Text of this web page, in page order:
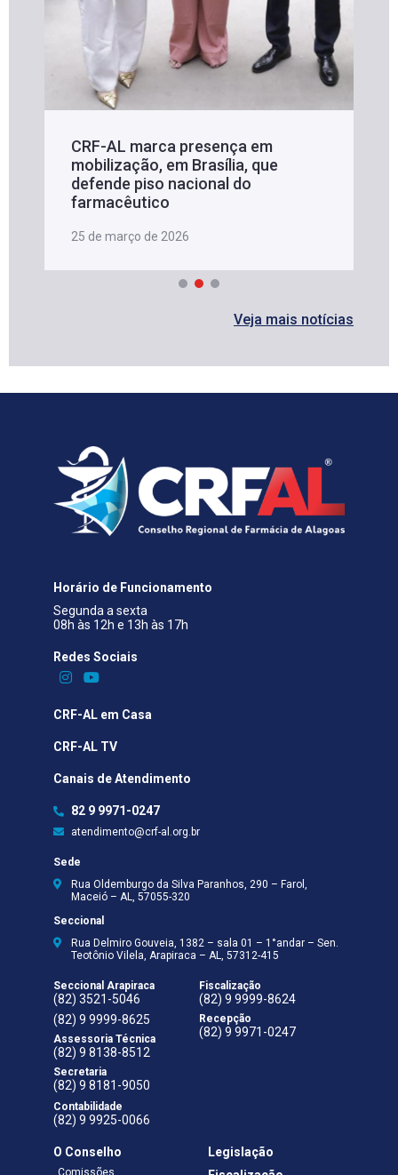
CRF-AL marca presença em
mobilização, em Brasília, que
defende piso nacional do
farmacêutico
25 de março de 2026
Veja mais notícias
Horário de Funcionamento
Segunda a sexta
08h às 12h e 13h às 17h
Redes Sociais​
CRF-AL em Casa
CRF-AL TV
Canais de Atendimento
82 9 9971-0247
atendimento@crf-al.org.br
Sede
Rua Oldemburgo da Silva Paranhos, 290 – Farol,
Maceió – AL, 57055-320
Seccional
Rua Delmiro Gouveia, 1382 – sala 01 – 1°andar – Sen.
Teotônio Vilela, Arapiraca – AL, 57312-415
Seccional Arapiraca
(82) 3521-5046
(82) 9 9999-8625
Assessoria Técnica
(82) 9 8138-8512
Secretaria
(82) 9 8181-9050
Contabilidade
(82) 9 9925-0066
Fiscalização
(82) 9 9999-8624
Recepção
(82) 9 9971-0247
O Conselho
Comissões
Legislação